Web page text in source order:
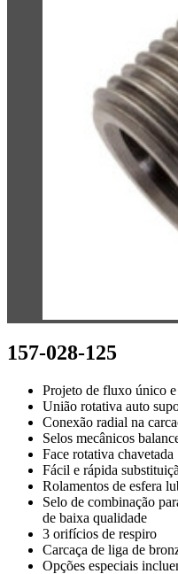
157-028-125
Projeto de fluxo único
União rotativa auto
Conexão radial na
Selos mecânicos
Face rotativa chavetada
Fácil e rápida
Rolamentos de esfera
Selo de combinação
de baixa qualidade
3 orifícios de respiro
Carcaça de liga de
Opções especiais